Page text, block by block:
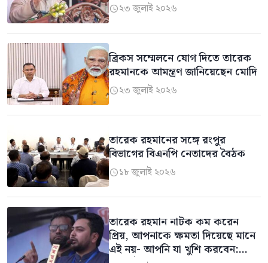
২৩ জুলাই ২০২৬
ব্রিকস সম্মেলনে যোগ দিতে তারেক
রহমানকে আমন্ত্রণ জানিয়েছেন মোদি
২৩ জুলাই ২০২৬
তারেক রহমানের সঙ্গে রংপুর
বিভাগের বিএনপি নেতাদের বৈঠক
১৮ জুলাই ২০২৬
তারেক রহমান নাটক কম করেন
প্রিয়, আপনাকে ক্ষমতা দিয়েছে মানে
এই নয়- আপনি যা খুশি করবেন: